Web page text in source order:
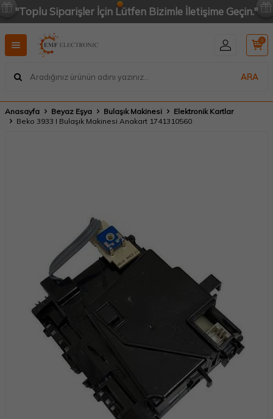
"Toplu Siparişler İçin Lütfen Bizimle İletişime Geçin."
ARA
0
Anasayfa Beyaz Eşya Bulaşık Makinesi
Elektronik Kartlar
Beko 3933 I Bulaşık Makinesi Anakart 1741310560